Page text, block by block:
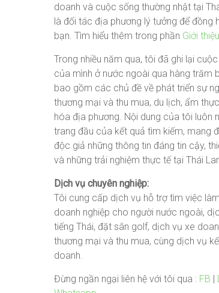
doanh và cuộc sống thường nhật tại
là đối tác địa phương lý tưởng để đồng
bạn. Tìm hiểu thêm trong phần Giới thiệu
Trong nhiều năm qua, tôi đã ghi lại
của mình ở nước ngoài qua hàng trăm
bao gồm các chủ đề về phát triển sự
thương mại và thu mua, du lịch, ẩm
hóa địa phương. Nội dung của tôi luôn
trang đầu của kết quả tìm kiếm, mang
độc giả những thông tin đáng tin cậy,
và những trải nghiệm thực tế tại Thái
Dịch vụ chuyên nghiệp:
Tôi cung cấp dịch vụ hỗ trợ tìm việc
doanh nghiệp cho người nước ngoài,
tiếng Thái, đặt sân golf, dịch vụ xe
thương mại và thu mua, cùng dịch vụ
doanh.
Đừng ngần ngại liên hệ với tôi qua : FB |